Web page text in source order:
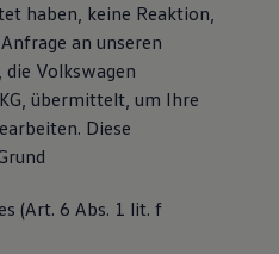
haben, keine Reaktion,
an unseren
Volkswagen
übermittelt, um Ihre
Diese
(Art. 6 Abs. 1 lit. f